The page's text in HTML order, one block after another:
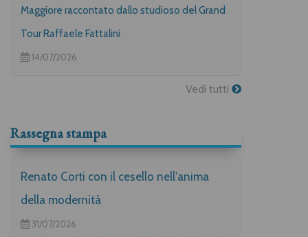
Maggiore raccontato dallo studioso del Grand
Tour Raffaele Fattalini
14/07/2026
Vedi tutti
Rassegna stampa
Renato Corti con il cesello nell'anima
della modernità
31/07/2026